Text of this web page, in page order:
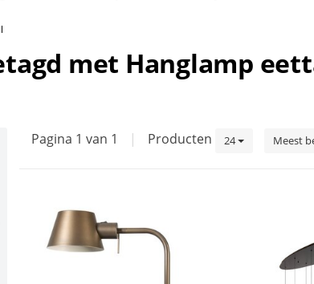
met Hanglamp
Pagina 1 van 1 | Producten 24 Meest